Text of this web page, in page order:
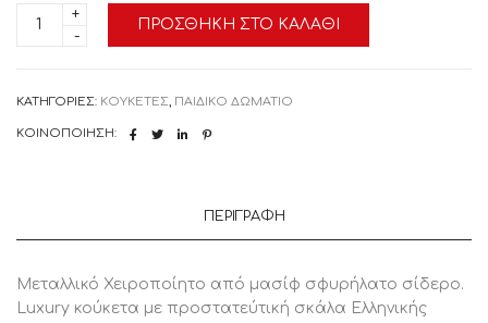
kps3058
KPS/
ΠΡΟΣΤΑΤΕΥΤΙΚΗ
ΣΚΑΛΑ
ΕΛΛΗΝΙΚΗΣ
1
ποσότητα
ΠΡΟΣΘΉΚΗ ΣΤΟ ΚΑΛΆΘΙ
ΚΑΤΗΓΟΡΊΕΣ: ΚΟΥΚΕΤΕΣ, ΠΑΙΔΙΚΟ ΔΩΜΑΤΙΟ
ΚΟΙΝΟΠΟΊΗΣΗ:
ΠΕΡΙΓΡΑΦΉ
Μεταλλικό Χειροποίητο από μασίφ σφυρήλατο σίδερο.
Luxury κούκετα με προστατεύτική σκάλα Ελληνικής